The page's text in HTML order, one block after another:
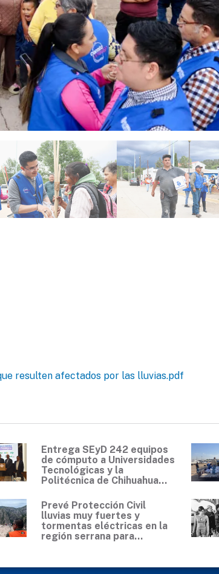
resulten afectados por las lluvias.pdf
Entrega SEyD 242 equipos
de cómputo a Universidades
Tecnológicas y la
Politécnica de Chihuahua...
Prevé Protección Civil
lluvias muy fuertes y
tormentas eléctricas en la
región serrana para...